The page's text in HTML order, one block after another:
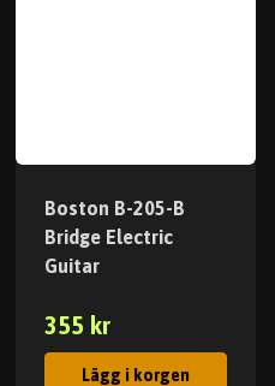
Boston B-205-B
Bridge Electric
Guitar
355 kr
Lägg i korgen